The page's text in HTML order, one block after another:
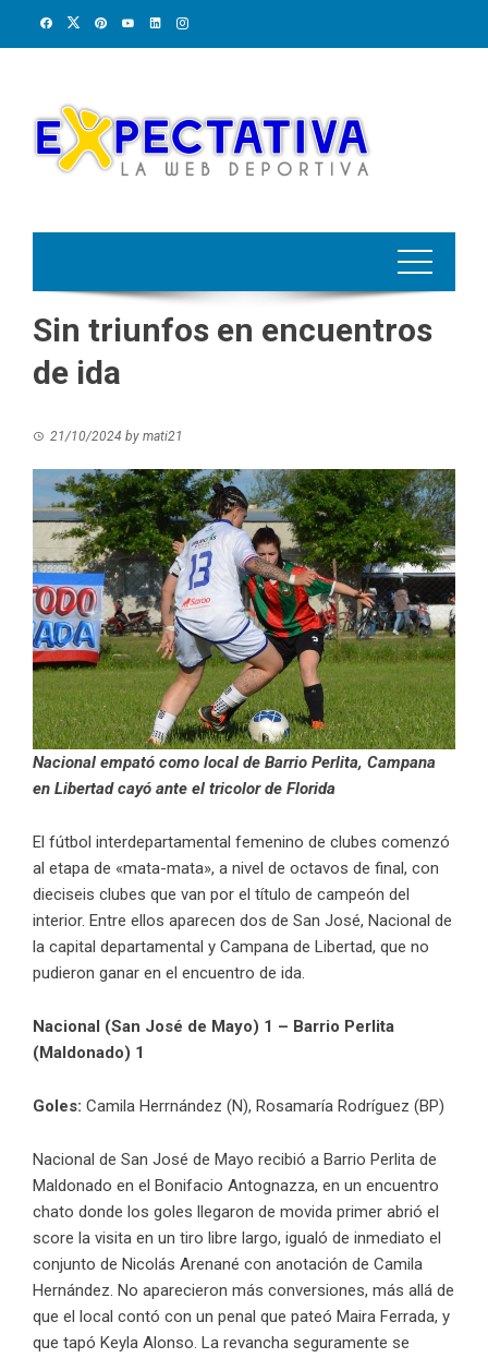
Sin triunfos en encuentros
de ida
21/10/2024 by mati21
Nacional empató como local de Barrio Perlita, Campana
en Libertad cayó ante el tricolor de Florida
El fútbol interdepartamental femenino de clubes comenzó
al etapa de «mata-mata», a nivel de octavos de final, con
dieciseis clubes que van por el título de campeón del
interior. Entre ellos aparecen dos de San José, Nacional de
la capital departamental y Campana de Libertad, que no
pudieron ganar en el encuentro de ida.
Nacional (San José de Mayo) 1 – Barrio Perlita
(Maldonado) 1
Goles: Camila Herrnández (N), Rosamaría Rodríguez (BP)
Nacional de San José de Mayo recibió a Barrio Perlita de
Maldonado en el Bonifacio Antognazza, en un encuentro
chato donde los goles llegaron de movida primer abrió el
score la visita en un tiro libre largo, igualó de inmediato el
conjunto de Nicolás Arenané con anotación de Camila
Hernández. No aparecieron más conversiones, más allá de
que el local contó con un penal que pateó Maira Ferrada, y
que tapó Keyla Alonso. La revancha seguramente se